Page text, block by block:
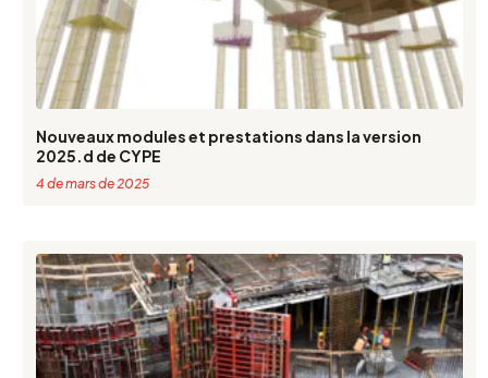
Nouveaux modules et prestations dans la version
2025.d de CYPE
4 de mars de 2025